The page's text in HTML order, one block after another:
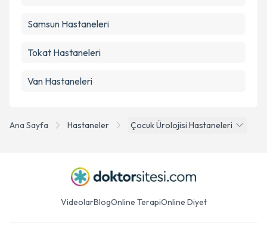
Samsun Hastaneleri
Tokat Hastaneleri
Van Hastaneleri
Ana Sayfa Hastaneler Çocuk Ürolojisi Hastaneleri
VideolarBlogOnline TerapiOnline Diyet